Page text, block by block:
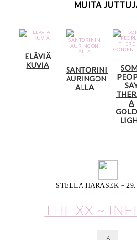
MUITA
ELÄVIÄ
KUVIA
SANTORININ
AURINGON
ALLA
A
STELLA HARASEK ~
THE XX ~